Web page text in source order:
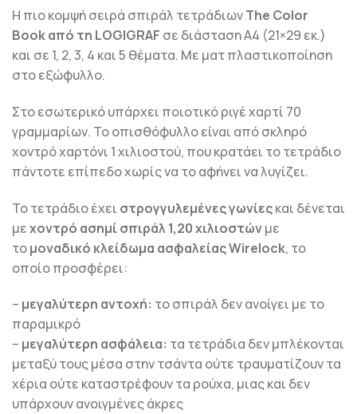
Η πιο κoμψή σειρά σπιράλ τετράδιωνThe Color
Bookαπό τη LOGIGRAF σε διάσταση Α4 (21×29 εκ.)
και σε 1, 2, 3, 4 και 5 θέματα. Με ματ πλαστικοποίηση
στο εξώφυλλο.
Στο εσωτερικό υπάρχει ποιοτικό ριγέ χαρτί 70
γραμμαρίων. Το οπισθόφυλλο είναι από σκληρό
χοντρό χαρτόνι 1 χιλιοστού, που κρατάει το τετράδιο
πάντοτε επίπεδο χωρίς να το αφήνει να λυγίζει.
Το τετράδιο έχει στρογγυλεμένες γωνίεςκαι δένεται
μεχοντρό ασημί σπιράλ 1,20 χιλιοστώνμε
τομοναδικό κλείδωμα ασφαλείας Wirelock, το
οποίο προσφέρει:
– μεγαλύτερη αντοχή: το σπιράλ δεν ανοίγει με το
παραμικρό
– μεγαλύτερη ασφάλεια: τα τετράδια δεν μπλέκονται
μεταξύ τους μέσα στην τσάντα ούτε τραυματίζουν τα
χέρια ούτε καταστρέφουν τα ρούχα, μιας και δεν
υπάρχουν ανοιγμένες άκρες